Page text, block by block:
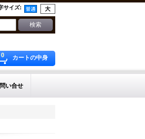
サイズ:
0 カートの中身
い合せ